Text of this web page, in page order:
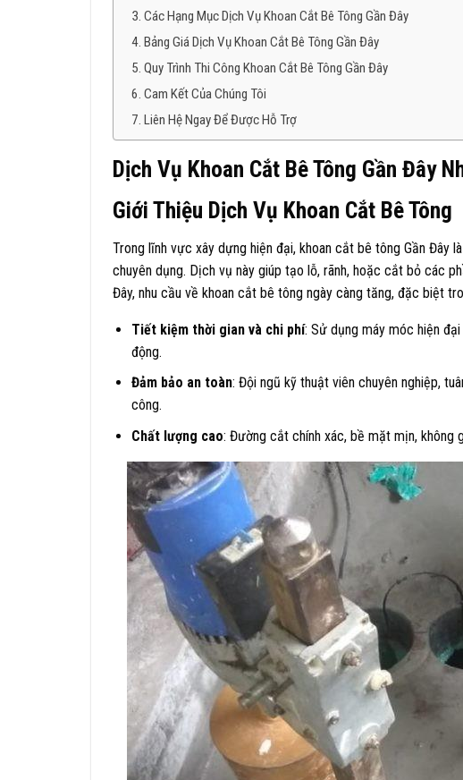
Các Hạng Mục Dịch Vụ Khoan Cắt Bê Tông Gần Đây
Bảng Giá Dịch Vụ Khoan Cắt Bê Tông Gần Đây
Quy Trình Thi Công Khoan Cắt Bê Tông Gần Đây
Cam Kết Của Chúng Tôi
Liên Hệ Ngay Để Được Hỗ Trợ
Dịch Vụ Khoan Cắt Bê Tông Gần Đây
Giới Thiệu Dịch Vụ Khoan Cắt Bê Tông
Trong lĩnh vực xây dựng hiện đại, khoan cắt bê tông Gần Đây
chuyên dụng. Dịch vụ này giúp tạo lỗ, rãnh, hoặc cắt bỏ các
Đây, nhu cầu về khoan cắt bê tông ngày càng tăng, đặc biệt
Tiết kiệm thời gian và chi phí: Sử dụng máy móc hiện
động.​
Đảm bảo an toàn: Đội ngũ kỹ thuật viên chuyên nghiệp,
công.​
Chất lượng cao: Đường cắt chính xác, bề mặt mịn, không